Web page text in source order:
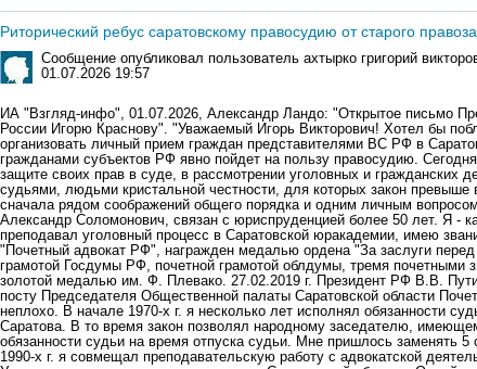
Риторический ребус саратовскому правосудию от старого
Сообщение опубликовал пользователь ахтырко григорий
01.07.2026 19:57
ИА "Взгляд-инфо", 01.07.2026, Александр Ландо: "Открытое письмо Председателю Верховного суда России Игорю Краснову". "Уважаемый Игорь Викторович! Хотел бы поблагодарить Вас за инициативу организовать личный прием граждан представителями ВС РФ в Саратовской области. Обратная связь с гражданами субъектов РФ явно пойдет на пользу правосудию. Сегодня, как никогда, народ нуждается в защите своих прав в суде, в рассмотрении уголовных и гражданских дел высоко-профессиональными судьями, людьми кристальной честности, для которых закон превыше всего. Хотел бы с Вами поделиться сначала рядом соображений общего порядка и одним личным вопросом. Дело в том, что я, Ландо Александр Соломонович, связан с юриспруденцией более 50 лет. Я - канд. юрнаук, доцент, 50 лет преподавал уголовный процесс в Саратовской юракадемии, имею звания "Заслуженный юрист РФ", "Почетный адвокат РФ", награжден медалью ордена "За заслуги перед Отечеством II степени", почетной грамотой Госдумы РФ, почетной грамотой облдумы, тремя почетными знаками Губернатора области, золотой медалью им. Ф. Плевако. 27.02.2019 г. Президент РФ В.В. Путин наградил меня за работу на посту Председателя Общественной палаты Саратовской области Почетной грамотой. Работу судов знаю неплохо. В начале 1970-х г. я несколько лет исполнял обязанности судьи в Кировском райсуде г. Саратова. В то время закон позволял народному заседателю, имеющему юробразование, исполнять обязанности судьи на время отпуска судьи. Мне пришлось заменять 5 судей этого суда несколько лет. В 1990-х г. я совмещал преподавательскую работу с адвокатской деятельностью. В 1999 г. стал первым Уполномоченным по правам человека в Саратовской области. Одной из моих инициатив на этом посту стало обращение к Председателю ВС РФ В.М. Лебедеву с предложением заменить в судах железные клетки для содержания подсудимых в зале суда на такие, которые не будут унижать человеческое достоинство. И с тогдашним председателем областного суда А.И. Галкиным был представлен образец, заказанный на нашем заводе "Техстекло". Инициатива была поддержана руководством ВС РФ и была распространена на всю страну. Теперь ряд соображений о проблемах правосудия сегодняшнего дня. Выражение "кадры решают все" актуально во все времена. В советское время в Саратовском юринституте, как и других вузах, было распределение. На всех выпускников составлялся рейтинг исходя из суммы всех оценок, полученных за 4 года обучения с добавлением баллов за общественную работу. Так вот, первые 20-30 человек из 200 выпускников были отличниками. Именно их распределяли на работу судьями в разные субъекты нашей страны. Главное, чтобы к этому моменту исполнилось 25 лет. Так как большая часть выпускников поступали в юринститут либо после армии, либо при наличии 2-летнего стажа, то у большинства к моменту распределения 25-летний возраст наступал. Сегодня, помимо возраста, для занятия должности судьи требуется еще и 5-летний юридический стаж работы. И ситуация поменялась не в лучшую сторону. 5 лет я, будучи депутатом Саратовской облдумы, участвовал в рассмотрении кандидатур на должность мирового судьи. Так вот среди многочисленных претендентов на эту должность не было ни одного с красным дипломом. Более 80 % это были женщины из числа секретарей судебных заседаний и помощников судей. А вот лучшие выпускники юрвузов за 5 лет оседают в солидных фирмах с достойной оплатой, начинают рост по карьерной лестнице в органах прокуратуры, МВД и других структурах. Кстати, до последнего времени была негласная установка не брать в судьи адвокатов, что совершенно неправильно.Еще один вопрос, который требует не только осмысления, но и каких-то законодательных изменений. Речь пойдет об ошибках судебных, следственных, прокурорских. Но сначала конкретный пример. Несколько лет назад на всю страну прозвучало уголовное дело саратовского парня Дмитрия Рубинштейна. Молодому человеку 5 месяцев пришлось провести в колонии по приговору, вынесенному в отношении другого человека. Его паспортом воспользовался другой человек, родной сын его приемной матери, которого за наркотики приговорили к 3 годам лишения свободы условно. Ни на следствии, ни в суде должным образом не удостоверили личность подсудимого с представленным паспортом. А затем условно осужденный нарушал установленную меру наказания и встал вопрос о замене условной меры наказания на реальную. И тогда настоящего Рубинштейна из Москвы, где он был на заработках, доставили в Саратов, и в конечном итоге отправили на 3 года в колонию – отбывать за преступление другого человека. И это несмотря на все его возражения о непричастности к совершенному преступлению. И только почти через полгода, после публичного обращения через прессу его адвоката к Вам, уважаемый Игорь Викторович, как Генеральному прокурору РФ, Рубинштейн был освобожден из мест лишения свободы и реабилитирован. Самое удивительное произошло после этого: никто из участников этой судебной ошибки не пострадал (приговор получил лишь следователь, который вел дело). Не последовало даже дисциплинарного взыскания судье. Зато расплачиваться за это пришлось налогоплательщикам. Дело в том, что, согласно действующему закону, Рубинштейн в порядке реабилитации обратился в суд о возмещении материального и морального вреда. Иск в таких случаях предъявляется к Министерству финансов РФ. И из бюджета страны Рубинштейну было выплачено 2 млн. руб. А таких реабилитированных в Саратовской области за последние несколько лет было более 30 человек. В стране реабилитированных немало. Деньги на реабилитацию исчисляются сотнями млн руб. Найти точную цифру невозможно, так как в открытых источниках ее нет. По крайней мере, такие судебные ошибки должны становиться предметом обсуждения судейского сообщества и квалификационной коллегии.Следующий вопрос, который считаю нужным поднять, - это соблюдение принципа непрерывности судебного процесса. Дело в том, что в Саратовской области распространена практика рассмотрения одного уголовного дела несколько месяцев. Это происходит не в силу многотомности дела, а потому что дело рассматривается не каждый день, а раз в неделю. В это время подсудимый находится под стражей. Думается, что указания ВС РФ председателям нижестоящих судов, чтобы строго следили за сроками рассмотрения уголовных дел, будет достаточно. И еще одна важная тема, которую хочу затронуть, касается независимости суда при рассмотрении дел. Вы ее очень четко и своевременно обозначили на совещании с председателями федеральных судов как приоритетную задачу: обеспечение независимости судей и беспристрастности судебного разбирательства: "Судья должен помнить о принесенной им присяге, а не ориентироваться на губернаторов, полномочных представителей и федеральных инспекторов. Ни они, ни госкорпорации, ни представители судебного департамента и органы судейского сообщества не должны оказывать влияния на судей. В своих решениях судья должен опираться исключительно на закон и практику ВС РФ". Будь моя воля, я бы в каждом суде на видном месте поместил эти слова. К сожалению,